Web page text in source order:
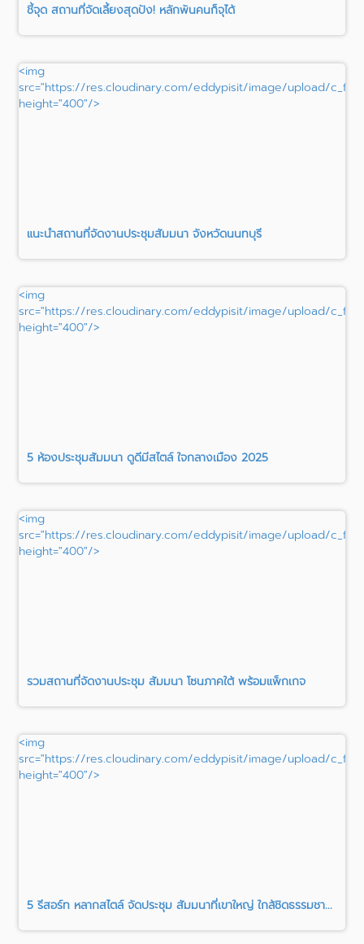
ชี้จุด สถานที่จัดเลี้ยงสุดปัง! หลักพันคนก็จุได้
<img
src="https://res.cloudinary.com/eddypisit/image/upload/
height="400"/>
แนะนำสถานที่จัดงานประชุมสัมมนา จังหวัดนนทบุรี
<img
src="https://res.cloudinary.com/eddypisit/image/upload/
height="400"/>
5 ห้องประชุมสัมมนา ดูดีมีสไตล์ ใจกลางเมือง 2025
<img
src="https://res.cloudinary.com/eddypisit/image/upload/
height="400"/>
รวมสถานที่จัดงานประชุม สัมมนา โซนภาคใต้ พร้อมแพ็กเกจ
<img
src="https://res.cloudinary.com/eddypisit/image/upload/
height="400"/>
5 รีสอร์ท หลากสไตล์ จัดประชุม สัมมนาที่เขาใหญ่ ใกล้ชิดธรรมชา...